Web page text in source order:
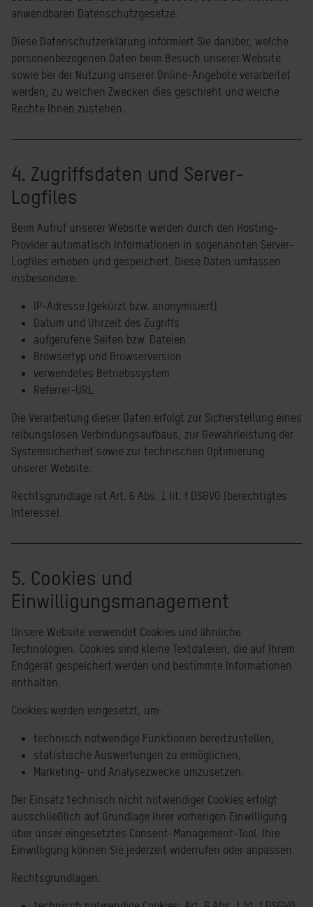
anwendbaren Datenschutzgesetze.
Diese Datenschutzerklärung informiert Sie darüber, welche
personenbezogenen Daten beim Besuch unserer Website
sowie bei der Nutzung unserer Online-Angebote verarbeitet
werden, zu welchen Zwecken dies geschieht und welche
Rechte Ihnen zustehen.
4. Zugriffsdaten und Server-
Logfiles
Beim Aufruf unserer Website werden durch den Hosting-
Provider automatisch Informationen in sogenannten Server-
Logfiles erhoben und gespeichert. Diese Daten umfassen
insbesondere:
IP-Adresse (gekürzt bzw. anonymisiert)
Datum und Uhrzeit des Zugriffs
aufgerufene Seiten bzw. Dateien
Browsertyp und Browserversion
verwendetes Betriebssystem
Referrer-URL
Die Verarbeitung dieser Daten erfolgt zur Sicherstellung eines
reibungslosen Verbindungsaufbaus, zur Gewährleistung der
Systemsicherheit sowie zur technischen Optimierung
unserer Website.
Rechtsgrundlage ist Art. 6 Abs. 1 lit. f DSGVO (berechtigtes
Interesse).
5. Cookies und
Einwilligungsmanagement
Unsere Website verwendet Cookies und ähnliche
Technologien. Cookies sind kleine Textdateien, die auf Ihrem
Endgerät gespeichert werden und bestimmte Informationen
enthalten.
Cookies werden eingesetzt, um:
technisch notwendige Funktionen bereitzustellen,
statistische Auswertungen zu ermöglichen,
Marketing- und Analysezwecke umzusetzen.
Der Einsatz technisch nicht notwendiger Cookies erfolgt
ausschließlich auf Grundlage Ihrer vorherigen Einwilligung
über unser eingesetztes Consent-Management-Tool. Ihre
Einwilligung können Sie jederzeit widerrufen oder anpassen.
Rechtsgrundlagen: